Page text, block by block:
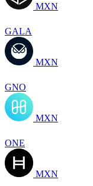
MXN
GALA
MXN
GNO
MXN
ONE
MXN